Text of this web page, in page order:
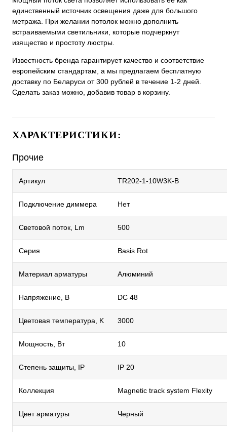
единственный источник освещения даже для большого
метража. При желании потолок можно дополнить
встраиваемыми светильники, которые подчеркнут
изящество и простоту люстры.
Известность бренда гарантирует качество и соответствие
европейским стандартам, а мы предлагаем бесплатную
доставку по Беларуси от 300 рублей в течение 1-2 дней.
Сделать заказ можно, добавив товар в корзину.
ХАРАКТЕРИСТИКИ:
Прочие
Артикул TR202-1-10W3K-B
Подключение диммера Нет
Световой поток, Lm 500
Серия Basis Rot
Материал арматуры Алюминий
Напряжение, В DC 48
Цветовая температура, K 3000
Мощность, Вт 10
Степень защиты, IP IP 20
Коллекция Magnetic track system Flexity
Цвет арматуры Черный